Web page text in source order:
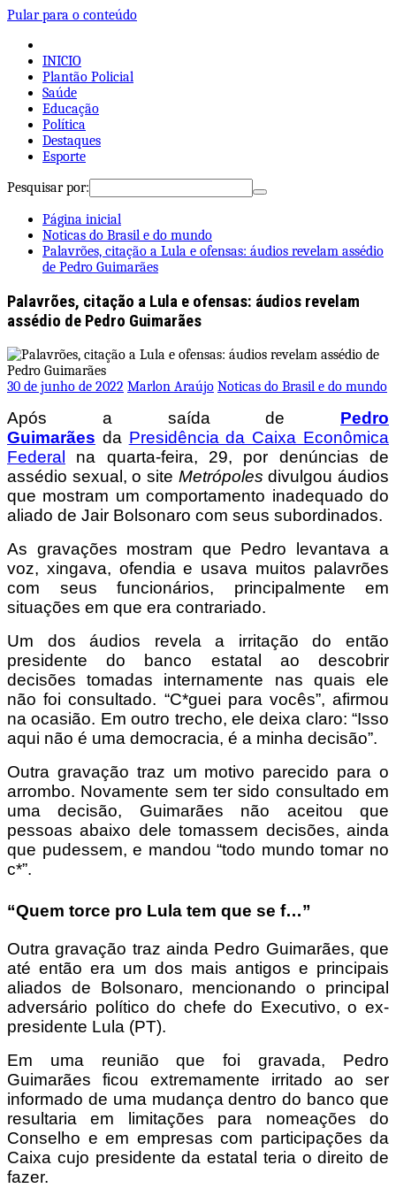
Pular para o conteúdo
INICIO
Plantão Policial
Saúde
Educação
Política
Destaques
Esporte
Pesquisar por:
Página inicial
Noticas do Brasil e do mundo
Palavrões, citação a Lula e ofensas: áudios revelam assédio
de Pedro Guimarães
Palavrões, citação a Lula e ofensas: áudios revelam
assédio de Pedro Guimarães
30 de junho de 2022 Marlon Araújo Noticas do Brasil e do mundo
Após a saída de Pedro
Guimarães da Presidência da Caixa Econômica
Federal
na quarta-feira, 29, por denúncias de
assédio sexual, o site Metrópoles divulgou áudios
que mostram um comportamento inadequado do
aliado de Jair Bolsonaro com seus subordinados.
As gravações mostram que Pedro levantava a
voz, xingava, ofendia e usava muitos palavrões
com seus funcionários, principalmente em
situações em que era contrariado.
Um dos áudios revela a irritação do então
presidente do banco estatal ao descobrir
decisões tomadas internamente nas quais ele
não foi consultado. “C*guei para vocês”, afirmou
na ocasião. Em outro trecho, ele deixa claro: “Isso
aqui não é uma democracia, é a minha decisão”.
Outra gravação traz um motivo parecido para o
arrombo. Novamente sem ter sido consultado em
uma decisão, Guimarães não aceitou que
pessoas abaixo dele tomassem decisões, ainda
que pudessem, e mandou “todo mundo tomar no
c*”.
“Quem torce pro Lula tem que se f…”
Outra gravação traz ainda Pedro Guimarães, que
até então era um dos mais antigos e principais
aliados de Bolsonaro, mencionando o principal
adversário político do chefe do Executivo, o ex-
presidente Lula (PT).
Em uma reunião que foi gravada, Pedro
Guimarães ficou extremamente irritado ao ser
informado de uma mudança dentro do banco que
resultaria em limitações para nomeações do
Conselho e em empresas com participações da
Caixa cujo presidente da estatal teria o direito de
fazer.